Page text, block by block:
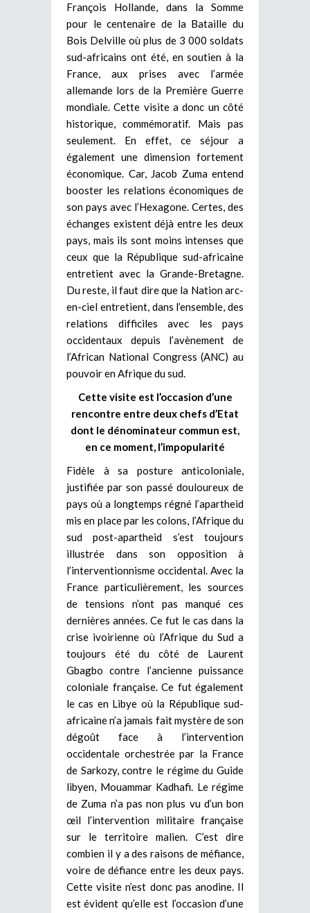
François Hollande, dans la Somme
pour le centenaire de la Bataille du
Bois Delville où plus de 3 000 soldats
sud-africains ont été, en soutien à la
France, aux prises avec l’armée
allemande lors de la Première Guerre
mondiale. Cette visite a donc un côté
historique, commémoratif. Mais pas
seulement. En effet, ce séjour a
également une dimension fortement
économique. Car, Jacob Zuma entend
booster les relations économiques de
son pays avec l’Hexagone. Certes, des
échanges existent déjà entre les deux
pays, mais ils sont moins intenses que
ceux que la République sud-africaine
entretient avec la Grande-Bretagne.
Du reste, il faut dire que la Nation arc-
en-ciel entretient, dans l’ensemble, des
relations difficiles avec les pays
occidentaux depuis l’avènement de
l’African National Congress (ANC) au
pouvoir en Afrique du sud.
Cette visite est l’occasion d’une
rencontre entre deux chefs d’Etat
dont le dénominateur commun est,
en ce moment, l’impopularité
Fidèle à sa posture anticoloniale,
justifiée par son passé douloureux de
pays où a longtemps régné l’apartheid
mis en place par les colons, l’Afrique du
sud post-apartheid s’est toujours
illustrée dans son opposition à
l’interventionnisme occidental. Avec la
France particulièrement, les sources
de tensions n’ont pas manqué ces
dernières années. Ce fut le cas dans la
crise ivoirienne où l’Afrique du Sud a
toujours été du côté de Laurent
Gbagbo contre l’ancienne puissance
coloniale française. Ce fut également
le cas en Libye où la République sud-
africaine n’a jamais fait mystère de son
dégoût face à l’intervention
occidentale orchestrée par la France
de Sarkozy, contre le régime du Guide
libyen, Mouammar Kadhafi. Le régime
de Zuma n’a pas non plus vu d’un bon
œil l’intervention militaire française
sur le territoire malien. C’est dire
combien il y a des raisons de méfiance,
voire de défiance entre les deux pays.
Cette visite n’est donc pas anodine. Il
est évident qu’elle est l’occasion d’une